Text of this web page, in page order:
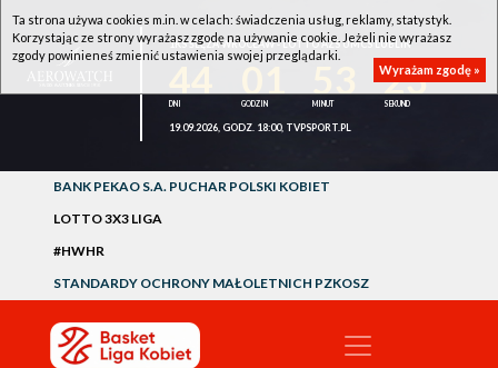
1KS ŚLĘZA WROCŁAW - LOTTO AZS UMCS LUBLIN
23
19.09.2026, GODZ. 18:00, TVPSPORT.PL
BANK PEKAO S.A. PUCHAR POLSKI KOBIET
LOTTO 3X3 LIGA
#HWHR
STANDARDY OCHRONY MAŁOLETNICH PZKOSZ
Ta strona używa cookies m.in. w celach: świadczenia usług, reklamy, statystyk.
Korzystając ze strony wyrażasz zgodę na używanie cookie. Jeżeli nie wyrażasz
zgody powinieneś zmienić ustawienia swojej przeglądarki.
Wyrażam zgodę »